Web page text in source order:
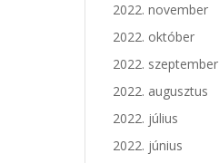
2022. november
2022. október
2022. szeptember
2022. augusztus
2022. július
2022. június